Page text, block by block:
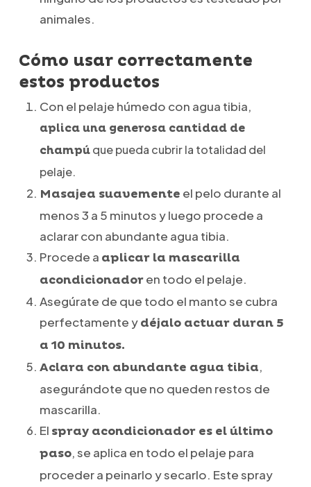
animales.
Cómo usar correctamente
estos productos
Con el pelaje húmedo con agua tibia,
aplica una generosa cantidad de
champúque pueda cubrir la totalidad del
pelaje.
Masajea suavemente el pelo durante al
menos 3 a 5 minutos y luego procede a
aclarar con abundante agua tibia.
Procede a aplicar la mascarilla
acondicionadoren todo el pelaje.
Asegúrate de que todo el manto se cubra
perfectamente ydéjalo actuar duran 5
a 10 minutos.
Aclara con abundante agua tibia,
asegurándote que no queden restos de
mascarilla.
El spray acondicionador es el último
paso, se aplica en todo el pelaje para
proceder a peinarlo y secarlo. Este spray